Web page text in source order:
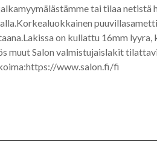
tai tilaa
on kullattu 16mm
muut Salon valmistujaislakit
www.salon.fi/fi